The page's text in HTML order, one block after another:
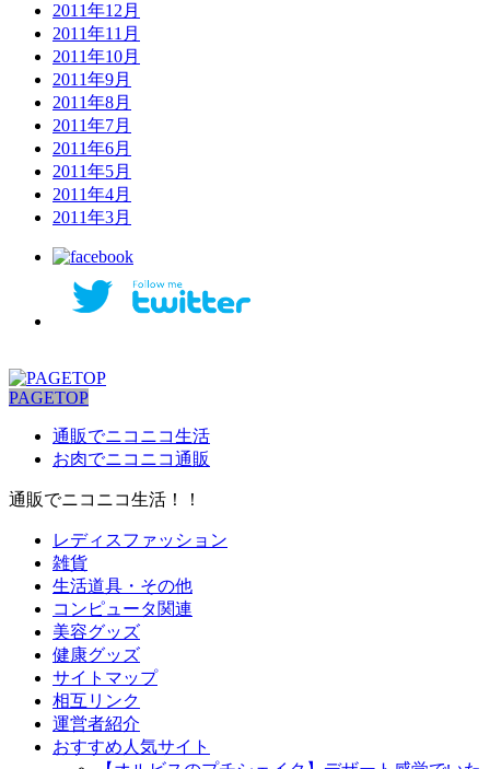
2011年12月
2011年11月
2011年10月
2011年9月
2011年8月
2011年7月
2011年6月
2011年5月
2011年4月
2011年3月
PAGETOP
通販でニコニコ生活
お肉でニコニコ通販
通販でニコニコ生活！！
レディスファッション
雑貨
生活道具・その他
コンピュータ関連
美容グッズ
健康グッズ
サイトマップ
相互リンク
運営者紹介
おすすめ人気サイト